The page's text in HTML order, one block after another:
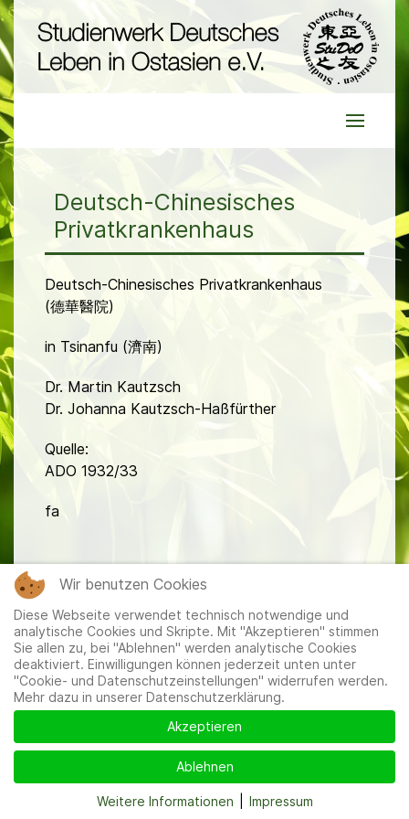
Deutsch-Chinesisches
Privatkrankenhaus
Deutsch-Chinesisches Privatkrankenhaus
(德華醫院)
in Tsinanfu (濟南)
Dr. Martin Kautzsch
Dr. Johanna Kautzsch-Haßfürther
Quelle:
ADO 1932/33
fa
Mitglieder|Impressum|Datenschutzerklärung |Cookie-
und Datenschutzeinstellungen
Wir benutzen Cookies
Diese Webseite verwendet technisch notwendige und
analytische Cookies und Skripte. Mit "Akzeptieren" stimmen
Sie allen zu, bei "Ablehnen" werden analytische Cookies
deaktiviert. Einwilligungen können jederzeit unten unter
"Cookie- und Datenschutzeinstellungen" widerrufen werden.
Mehr dazu in unserer Datenschutzerklärung.
Akzeptieren
Ablehnen
Weitere Informationen Impressum